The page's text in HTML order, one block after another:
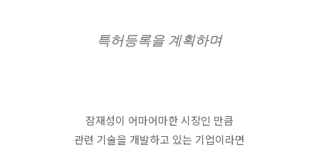
특허등록을 계획하며
잠재성이 어마어마한 시장인 만큼
관련 기술을 개발하고 있는 기업이라면